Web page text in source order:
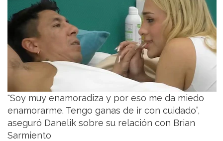
"Soy muy enamoradiza y por eso me da miedo
enamorarme. Tengo ganas de ir con cuidado”,
aseguró Danelik sobre su relación con Brian
Sarmiento